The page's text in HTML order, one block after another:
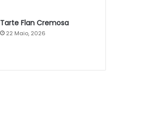
Tarte Flan Cremosa
22 Maio, 2026